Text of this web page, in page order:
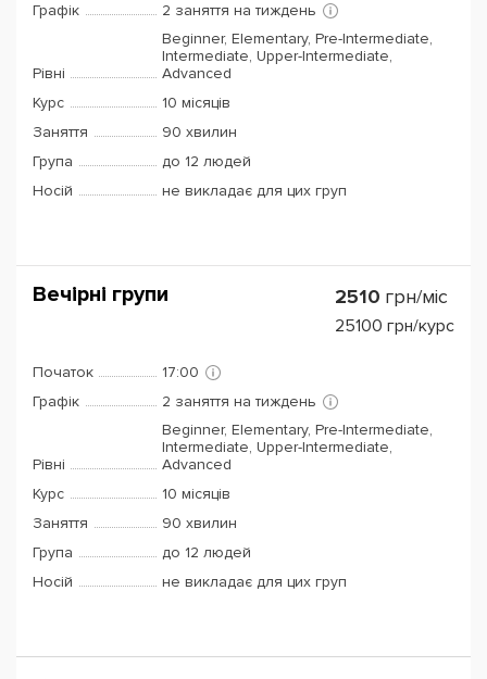
Графік
2 заняття на тиждень
Рівні
Beginner, Elementary, Pre-Intermediate,
Intermediate, Upper-Intermediate,
Advanced
Курс
10 місяців
Заняття
90 хвилин
Група
до 12 людей
Носій
не викладає для цих груп
Вечірні групи 2510 грн/міс
25100 грн/курс
Початок
17:00
Графік
2 заняття на тиждень
Рівні
Beginner, Elementary, Pre-Intermediate,
Intermediate, Upper-Intermediate,
Advanced
Курс
10 місяців
Заняття
90 хвилин
Група
до 12 людей
Носій
не викладає для цих груп